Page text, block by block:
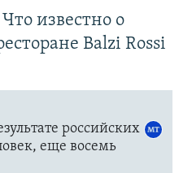
известно о
Balzi Rossi